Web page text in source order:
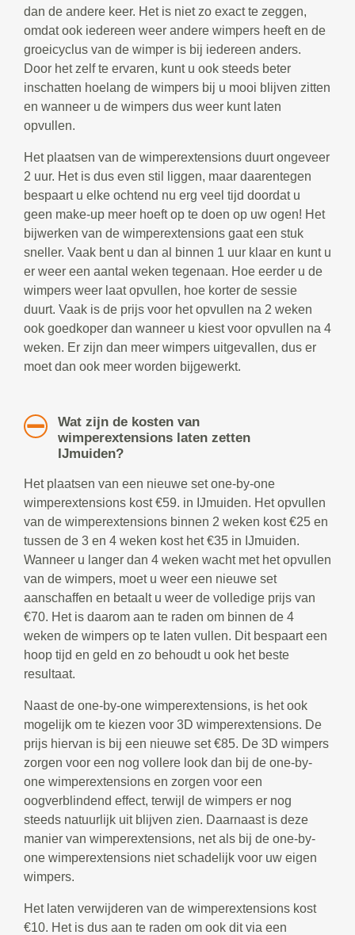
dan de andere keer. Het is niet zo exact te zeggen,
omdat ook iedereen weer andere wimpers heeft en de
groeicyclus van de wimper is bij iedereen anders.
Door het zelf te ervaren, kunt u ook steeds beter
inschatten hoelang de wimpers bij u mooi blijven zitten
en wanneer u de wimpers dus weer kunt laten
opvullen.
Het plaatsen van de wimperextensions duurt ongeveer
2 uur. Het is dus even stil liggen, maar daarentegen
bespaart u elke ochtend nu erg veel tijd doordat u
geen make-up meer hoeft op te doen op uw ogen! Het
bijwerken van de wimperextensions gaat een stuk
sneller. Vaak bent u dan al binnen 1 uur klaar en kunt u
er weer een aantal weken tegenaan. Hoe eerder u de
wimpers weer laat opvullen, hoe korter de sessie
duurt. Vaak is de prijs voor het opvullen na 2 weken
ook goedkoper dan wanneer u kiest voor opvullen na 4
weken. Er zijn dan meer wimpers uitgevallen, dus er
moet dan ook meer worden bijgewerkt.
Wat zijn de kosten van
wimperextensions laten zetten
IJmuiden?
Het plaatsen van een nieuwe set one-by-one
wimperextensions kost €59. in IJmuiden. Het opvullen
van de wimperextensions binnen 2 weken kost €25 en
tussen de 3 en 4 weken kost het €35 in IJmuiden.
Wanneer u langer dan 4 weken wacht met het opvullen
van de wimpers, moet u weer een nieuwe set
aanschaffen en betaalt u weer de volledige prijs van
€70. Het is daarom aan te raden om binnen de 4
weken de wimpers op te laten vullen. Dit bespaart een
hoop tijd en geld en zo behoudt u ook het beste
resultaat.
Naast de one-by-one wimperextensions, is het ook
mogelijk om te kiezen voor 3D wimperextensions. De
prijs hiervan is bij een nieuwe set €85. De 3D wimpers
zorgen voor een nog vollere look dan bij de one-by-
one wimperextensions en zorgen voor een
oogverblindend effect, terwijl de wimpers er nog
steeds natuurlijk uit blijven zien. Daarnaast is deze
manier van wimperextensions, net als bij de one-by-
one wimperextensions niet schadelijk voor uw eigen
wimpers.
Het laten verwijderen van de wimperextensions kost
€10. Het is dus aan te raden om ook dit via een